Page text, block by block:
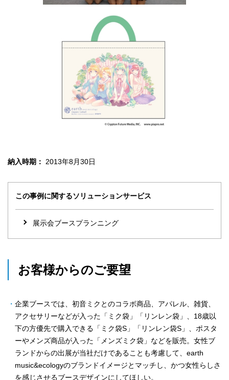
納入時期： 2013年8月30日
この事例に関するソリューションサービス
展示会ブースプランニング
お客様からのご要望
企業ブースでは、初音ミクとのコラボ商品、アパレル、雑貨、
アクセサリーなどが入った「ミク袋」「リンレン袋」、18歳以
下の方優先で購入できる「ミク袋S」「リンレン袋S」、ポスタ
ーやメンズ商品が入った「メンズミク袋」などを販売。女性ブ
ランドからの出展が当社だけであることも考慮して、earth
music&ecologyのブランドイメージとマッチし、かつ女性らしさ
を感じさせるブースデザインにしてほしい。